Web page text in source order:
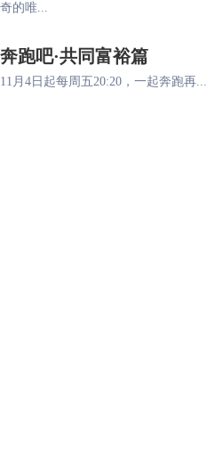
奇的唯...
奔跑吧·共同富裕篇
11月4日起每周五20:20，一起奔跑再...